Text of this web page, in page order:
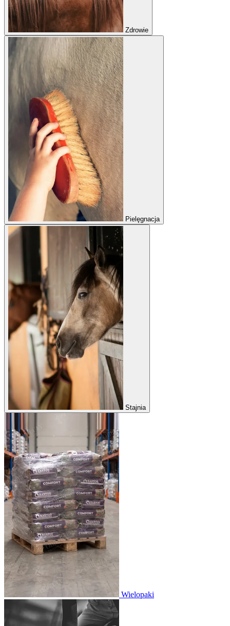
Zdrowie
Pielęgnacja
Stajnia
Wielopaki